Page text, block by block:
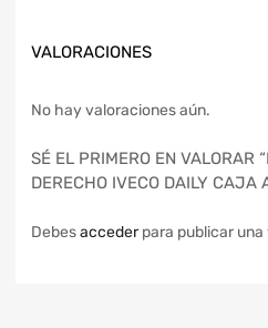
VALORACIONES
No hay valoraciones aún.
SÉ EL PRIMERO EN VALORAR
DERECHO IVECO DAILY CAJA
Debesaccederpara publicar una